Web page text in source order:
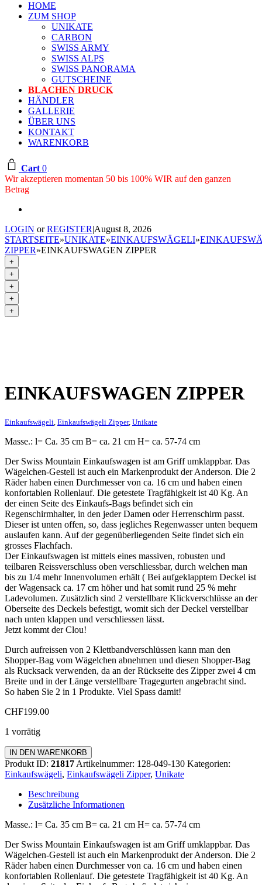
HOME
ZUM SHOP
UNIKATE
CARBON
SWISS ARMY
SWISS ALPS
SWISS PANORAMA
GUTSCHEINE
BLACHEN DRUCK
HÄNDLER
GALLERIE
ÜBER UNS
KONTAKT
WARENKORB
Cart 0
Wir akzeptieren momentan 50 bis 100% WIR auf den ganzen
Betrag
LOGIN orREGISTER|August 8, 2026
STARTSEITE»UNIKATE»EINKAUFSWÄGELI»
ZIPPER»EINKAUFSWAGEN ZIPPER
+
+
+
+
+
EINKAUFSWAGEN ZIPPER
Einkaufswägeli, Einkaufswägeli Zipper, Unikate
Masse.: l= Ca. 35 cm B= ca. 21 cm H= ca. 57-74 cm
Der Swiss Mountain Einkaufswagen ist am Griff umklappbar. Das
Wägelchen-Gestell ist auch ein Markenprodukt der Anderson. Die 2
Räder haben einen Durchmesser von ca. 16 cm und haben einen
konfortablen Rollenlauf. Die getestete Tragfähigkeit ist 40 Kg. An
der einen Seite des Einkaufs-Bags befindet sich ein
Regenschirmhalter, in den jeder Damen oder Herrenschirm passt.
Dieser ist unten offen, so, dass jegliches Regenwasser unten bequem
auslaufen kann. Auf der gegenüberliegenden Seite findet sich ein
grosses Flachfach.
Der Einkaufswagen ist mittels eines massiven, robusten und
teilbaren Reissverschluss oben verschliessbar, durch welchen man
bis zu 1/4 mehr Innenvolumen erhält ( Bei aufgeklapptem Deckel ist
der Wagensack ca. 17 cm höher und hat somit rund 25 % mehr
Ladevolumen. Zusätzlich sind 2 verstellbare Klickverschlüsse an der
Oberseite des Deckels befestigt, womit sich der Deckel verstellbar
nach unten klappen und verschliessen lässt.
Jetzt kommt der Clou!
Durch aufreissen von 2 Klettbandverschlüssen kann man den
Shopper-Bag vom Wägelchen abnehmen und diesen Shopper-Bag
als Rucksack verwenden, da an der Rückseite des Zipper zwei 4 cm
Breite und in der Länge verstellbare Tragegurten angebracht sind.
So haben Sie 2 in 1 Produkte. Viel Spass damit!
CHF199.00
1 vorrätig
Einkaufswagen
Zipper
Menge
IN DEN WARENKORB
Produkt ID: 21817 Artikelnummer: 128-049-130 Kategorien:
Einkaufswägeli, Einkaufswägeli Zipper, Unikate
Beschreibung
Zusätzliche Informationen
Masse.: l= Ca. 35 cm B= ca. 21 cm H= ca. 57-74 cm
Der Swiss Mountain Einkaufswagen ist am Griff umklappbar. Das
Wägelchen-Gestell ist auch ein Markenprodukt der Anderson. Die 2
Räder haben einen Durchmesser von ca. 16 cm und haben einen
konfortablen Rollenlauf. Die getestete Tragfähigkeit ist 40 Kg. An